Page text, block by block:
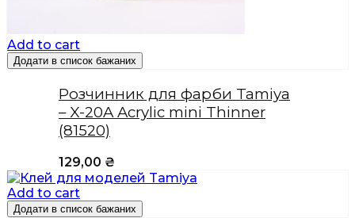
Add to cart
Додати в список бажаних
Розчинник для фарби Tamiya
– X-20A Acrylic mini Thinner
(81520)
129,00 ₴
Add to cart
Додати в список бажаних